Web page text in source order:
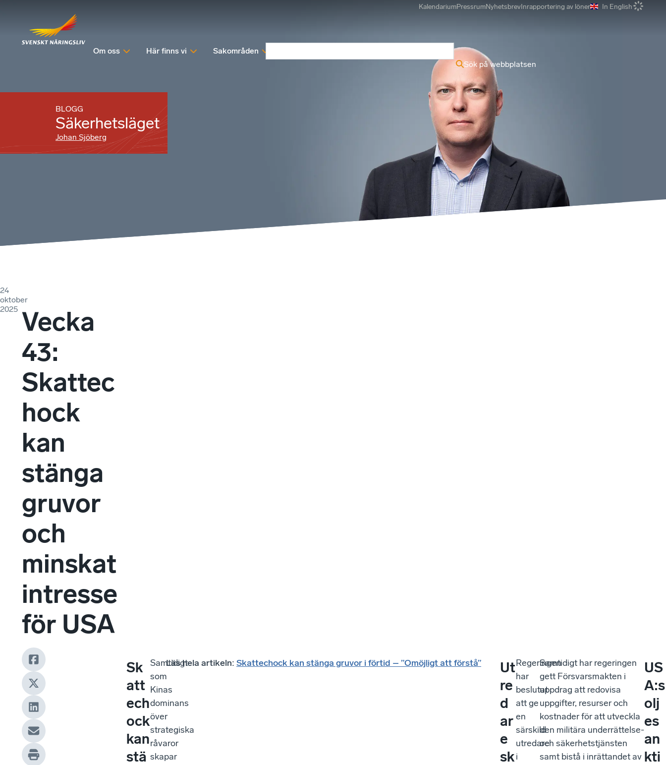
KalendariumPressrumNyhetsbrevInrapportering av löner In English
Om oss Här finns vi Sakområden
Sök på webbplatsen
BLOGG
Säkerhetsläget
Johan Sjöberg
24
oktober
2025 Vecka
43:
Skattec
hock
kan
stänga
gruvor
och
minskat
intresse
för USA
Sk
att
ech
ock
kan
stä
Samtidigt
som
Kinas
dominans
över
strategiska
råvaror
skapar
Läs hela artikeln: Skattechock kan stänga gruvor i förtid – ”Omöjligt att förstå”
Ut
re
d
ar
e
sk
Regeringen
har
beslutat
att ge
en
särskild
utredare
i
Samtidigt har regeringen
gett Försvarsmakten i
uppdrag att redovisa
uppgifter, resurser och
kostnader för att utveckla
den militära underrättelse-
och säkerhetstjänsten
samt bistå i inrättandet av
US
A:s
olj
es
an
kti